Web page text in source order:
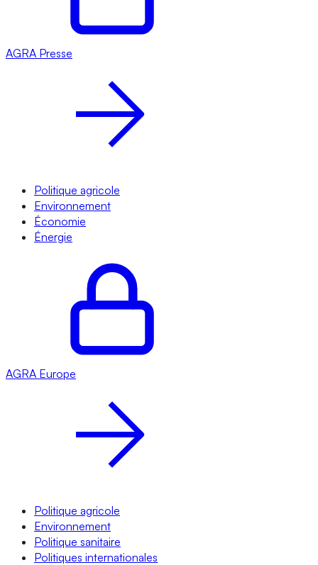
AGRA Presse
Politique agricole
Environnement
Économie
Énergie
AGRA Europe
Politique agricole
Environnement
Politique sanitaire
Politiques internationales